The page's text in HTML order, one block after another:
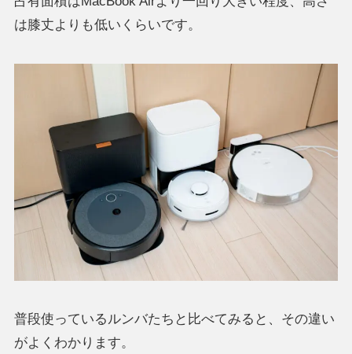
は膝丈よりも低いくらいです。
普段使っているルンバたちと比べてみると、その違い
がよくわかります。